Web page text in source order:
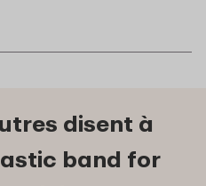
disent à
band for